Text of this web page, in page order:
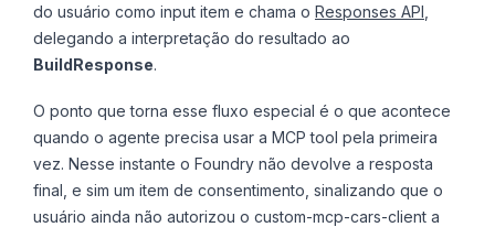
do usuário como input item e chama o Responses API
delegando a interpretação do resultado ao
BuildResponse.
O ponto que torna esse fluxo especial é o que acontece
quando o agente precisa usar a MCP tool pela primeira
vez. Nesse instante o Foundry não devolve a resposta
final, e sim um item de consentimento, sinalizando que o
usuário ainda não autorizou o custom-mcp-cars-client a